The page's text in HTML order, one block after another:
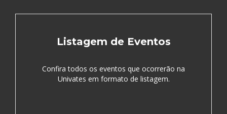
Listagem de Eventos
Confira todos os eventos que ocorrerão na
Univates em formato de listagem.